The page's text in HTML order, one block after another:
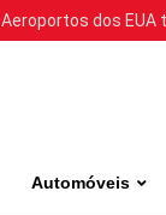
Aeroportos dos
Automóveis